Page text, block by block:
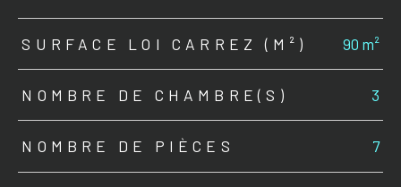
SURFACE LOI CARREZ (M²) 90 m²
NOMBRE DE CHAMBRE(S) 3
NOMBRE DE PIÈCES 7